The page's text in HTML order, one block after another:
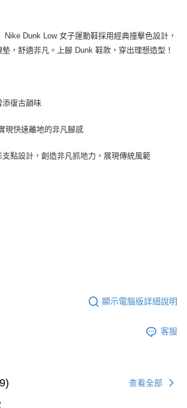
Nike Dunk Low 女子運動鞋採用經典撞擊色設計，
，舒適非凡。上腳 Dunk 鞋款，穿出理想造型！
添復古韻味
現快速離地的非凡腳感
點設計，創造非凡抓地力，展現傳統風範
顯示電腦版詳細說明
客服
查看全部